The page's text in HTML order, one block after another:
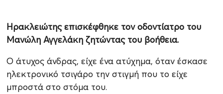
Ηρακλειώτης επισκέφθηκε τον οδοντίατρο του
Μανώλη Αγγελάκη ζητώντας του βοήθεια.
Ο άτυχος άνδρας, είχε ένα ατύχημα, όταν έσκασε
ηλεκτρονικό τσιγάρο την στιγμή που το είχε
μπροστά στο στόμα του.